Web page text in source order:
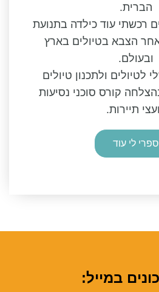
הברית.
רכשתי עוד כילדה בתנועת
הצבא בטיולים בארץ
ובעולם.
ולתכנון טיולים
קורס סוכני נסיעות
תיירות.
ספרי לי עוד
במייל: